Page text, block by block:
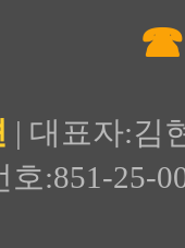
☎
| 대표자:김
호:851-25-